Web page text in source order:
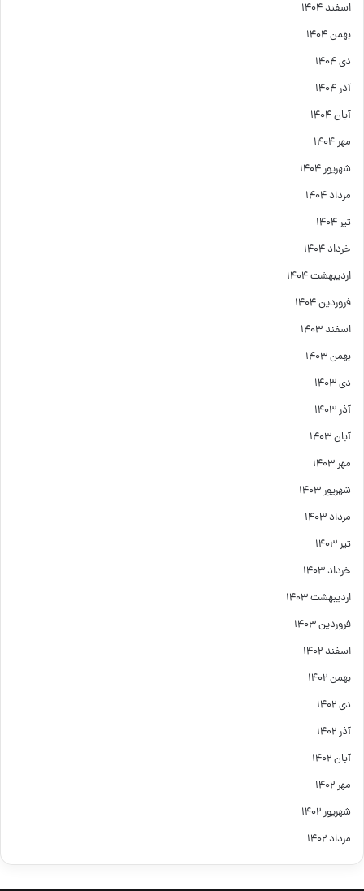
اسفند ۱۴۰۴
بهمن ۱۴۰۴
دی ۱۴۰۴
آذر ۱۴۰۴
آبان ۱۴۰۴
مهر ۱۴۰۴
شهریور ۱۴۰۴
مرداد ۱۴۰۴
تیر ۱۴۰۴
خرداد ۱۴۰۴
اردیبهشت ۱۴۰۴
فروردین ۱۴۰۴
اسفند ۱۴۰۳
بهمن ۱۴۰۳
دی ۱۴۰۳
آذر ۱۴۰۳
آبان ۱۴۰۳
مهر ۱۴۰۳
شهریور ۱۴۰۳
مرداد ۱۴۰۳
تیر ۱۴۰۳
خرداد ۱۴۰۳
اردیبهشت ۱۴۰۳
فروردین ۱۴۰۳
اسفند ۱۴۰۲
بهمن ۱۴۰۲
دی ۱۴۰۲
آذر ۱۴۰۲
آبان ۱۴۰۲
مهر ۱۴۰۲
شهریور ۱۴۰۲
مرداد ۱۴۰۲